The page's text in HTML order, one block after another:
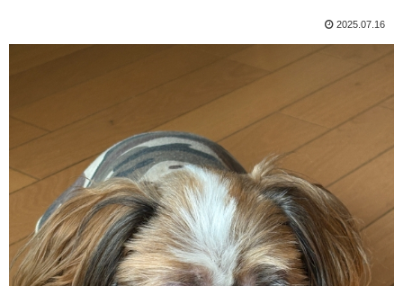
2025.07.16